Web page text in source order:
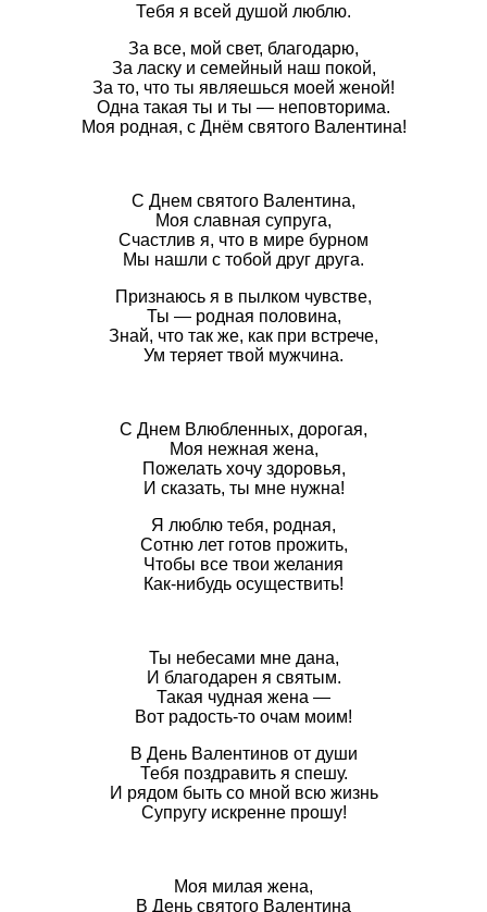
Тебя я всей душой люблю.
За все, мой свет, благодарю,
За ласку и семейный наш покой,
За то, что ты являешься моей женой!
Одна такая ты и ты — неповторима.
Моя родная, с Днём святого Валентина!
С Днем святого Валентина,
Моя славная супруга,
Счастлив я, что в мире бурном
Мы нашли с тобой друг друга.
Признаюсь я в пылком чувстве,
Ты — родная половина,
Знай, что так же, как при встрече,
Ум теряет твой мужчина.
С Днем Влюбленных, дорогая,
Моя нежная жена,
Пожелать хочу здоровья,
И сказать, ты мне нужна!
Я люблю тебя, родная,
Сотню лет готов прожить,
Чтобы все твои желания
Как-нибудь осуществить!
Ты небесами мне дана,
И благодарен я святым.
Такая чудная жена —
Вот радость-то очам моим!
В День Валентинов от души
Тебя поздравить я спешу.
И рядом быть со мной всю жизнь
Супругу искренне прошу!
Моя милая жена,
В День святого Валентина